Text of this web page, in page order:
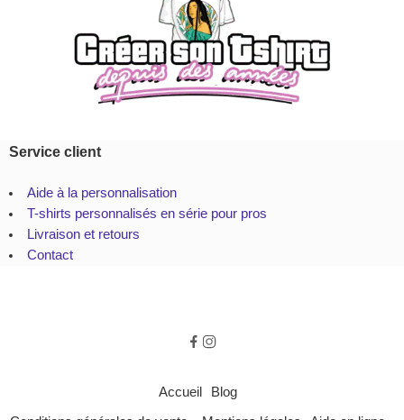
Service client
Aide à la personnalisation
T-shirts personnalisés en série pour pros
Livraison et retours
Contact
Accueil Blog